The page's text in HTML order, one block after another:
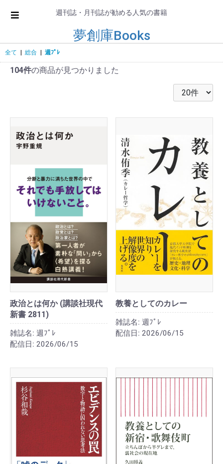
週刊誌・月刊誌が勧める人気の書籍
夢創庫Books
全て 総合 週ﾌﾟﾚ
104件の商品が見つかりました
政治とは何か (講談社現代
新書 2811)
雑誌名: 週ﾌﾟﾚ
配信日: 2026/06/15
教養としてのカレー
雑誌名: 週ﾌﾟﾚ
配信日: 2026/06/15